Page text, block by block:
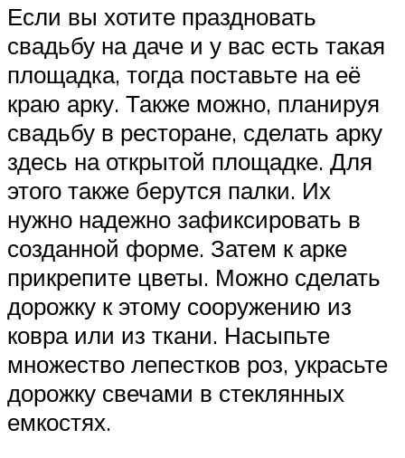
Если вы хотите праздновать
свадьбу на даче и у вас есть такая
площадка, тогда поставьте на её
краю арку. Также можно, планируя
свадьбу в ресторане, сделать арку
здесь на открытой площадке. Для
этого также берутся палки. Их
нужно надежно зафиксировать в
созданной форме. Затем к арке
прикрепите цветы. Можно сделать
дорожку к этому сооружению из
ковра или из ткани. Насыпьте
множество лепестков роз, украсьте
дорожку свечами в стеклянных
емкостях.